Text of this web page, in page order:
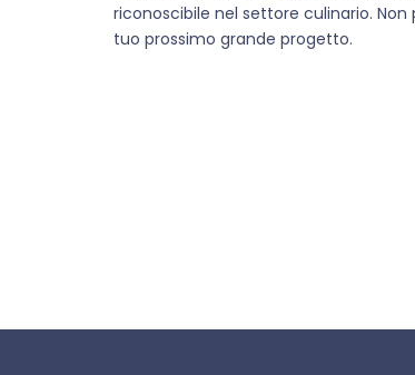
riconoscibile nel settore culinario.
tuo prossimo grande progetto.